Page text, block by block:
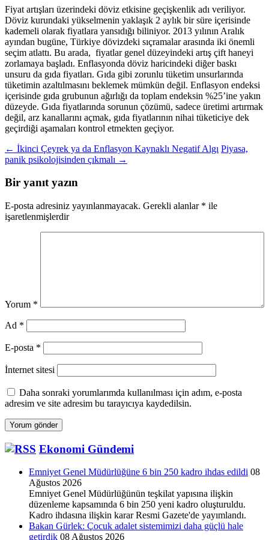
Fiyat artışları üzerindeki döviz etkisine geçişkenlik adı veriliyor.
Döviz kurundaki yükselmenin yaklaşık 2 aylık bir süre içerisinde
kademeli olarak fiyatlara yansıdığı biliniyor. 2013 yılının Aralık
ayından bugüne, Türkiye dövizdeki sıçramalar arasında iki önemli
seçim atlattı. Bu arada, fiyatlar genel düzeyindeki artış çift haneyi
zorlamaya başladı. Enflasyonda döviz haricindeki diğer baskı
unsuru da gıda fiyatları. Gıda gibi zorunlu tüketim unsurlarında
tüketimin azaltılmasını beklemek mümkün değil. Enflasyon endeksi
içerisinde gıda grubunun ağırlığı da toplam endeksin %25’ine yakın
düzeyde. Gıda fiyatlarında sorunun çözümü, sadece üretimi artırmak
değil, arz kanallarını açmak, gıda fiyatlarının nihai tüketiciye dek
geçirdiği aşamaları kontrol etmekten geçiyor.
Yazı
dolaşımı
← İkinci Çeyrek ya da Enflasyon Kaynaklı Negatif Algı Piyasa,
panik psikolojisinden çıkmalı →
Bir yanıt yazın
E-posta adresiniz yayınlanmayacak. Gerekli alanlar * ile
işaretlenmişlerdir
Yorum *
Ad *
E-posta *
İnternet sitesi
Daha sonraki yorumlarımda kullanılması için adım, e-posta
adresim ve site adresim bu tarayıcıya kaydedilsin.
Ekonomi Gündemi
Emniyet Genel Müdürlüğüne 6 bin 250 kadro ihdas edildi 08
Ağustos 2026
Emniyet Genel Müdürlüğünün teşkilat yapısına ilişkin
düzenleme kapsamında 6 bin 250 yeni kadro oluşturuldu.
Kadro ihdasına ilişkin karar Resmi Gazete'de yayımlandı.
Bakan Gürlek: Çocuk adalet sistemimizi daha güçlü hale
getirdik 08 Ağustos 2026